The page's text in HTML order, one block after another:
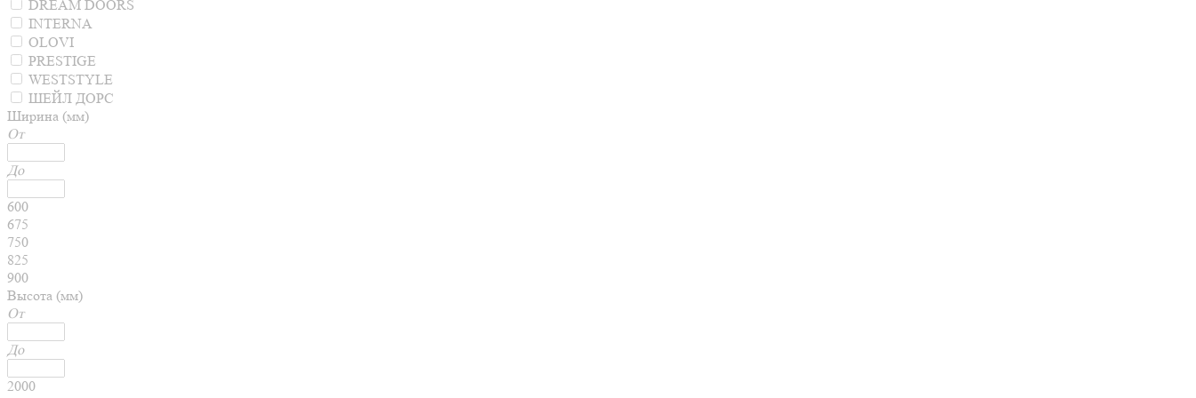
DREAM DOORS
INTERNA
OLOVI
PRESTIGE
WESTSTYLE
ШЕЙЛ ДОРС
Ширина (мм)
От
До
600
675
750
825
900
Высота (мм)
От
До
2000